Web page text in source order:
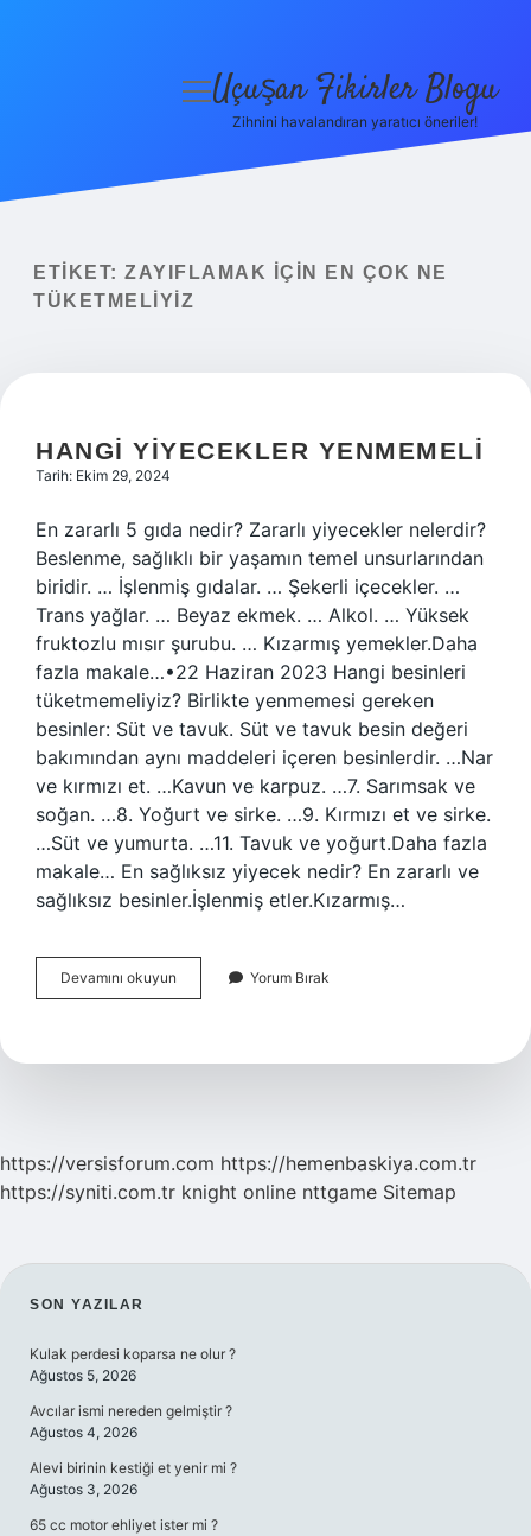
Yasal Uyarı
menüyü
Uçuşan Fikirler Blogu
Zihnini havalandıran yaratıcı öneriler!
ETIKET: ZAYIFLAMAK IÇIN EN ÇOK NE
TÜKETMELIYIZ
HANGI YIYECEKLER YENMEMELI
Tarih: Ekim 29, 2024
En zararlı 5 gıda nedir? Zararlı yiyecekler nelerdir?
Beslenme, sağlıklı bir yaşamın temel unsurlarından
biridir. … İşlenmiş gıdalar. … Şekerli içecekler. …
Trans yağlar. … Beyaz ekmek. … Alkol. … Yüksek
fruktozlu mısır şurubu. … Kızarmış yemekler.Daha
fazla makale…•22 Haziran 2023 Hangi besinleri
tüketmemeliyiz? Birlikte yenmemesi gereken
besinler: Süt ve tavuk. Süt ve tavuk besin değeri
bakımından aynı maddeleri içeren besinlerdir. …Nar
ve kırmızı et. …Kavun ve karpuz. …7. Sarımsak ve
soğan. …8. Yoğurt ve sirke. …9. Kırmızı et ve sirke.
…Süt ve yumurta. …11. Tavuk ve yoğurt.Daha fazla
makale… En sağlıksız yiyecek nedir? En zararlı ve
sağlıksız besinler.İşlenmiş etler.Kızarmış…
Devamını okuyun
Yiyecekler
Yorum Bırak
https://versisforum.com https://hemenbaskiya.com.tr
https://syniti.com.tr knight online nttgame Sitemap
SIDEBAR
SON YAZILAR
Kulak perdesi koparsa ne olur ?
Ağustos 5, 2026
Avcılar ismi nereden gelmiştir ?
Ağustos 4, 2026
Alevi birinin kestiği et yenir mi ?
Ağustos 3, 2026
65 cc motor ehliyet ister mi ?